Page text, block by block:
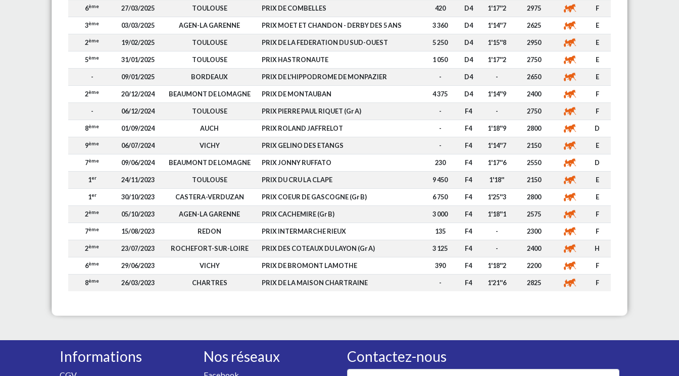
6ème 27/03/2025 TOULOUSE PRIX DE COMBELLES 420 D4 1'17''2 2975 F
3ème 03/03/2025 AGEN-LA GARENNE PRIX MOET ET CHANDON - DERBY DES 5 ANS 3 360 D4 1'14''7 2625 E
2ème 19/02/2025 TOULOUSE PRIX DE LA FEDERATION DU SUD-OUEST 5 250 D4 1'15''8 2950 E
5ème 31/01/2025 TOULOUSE PRIX HASTRONAUTE 1 050 D4 1'17''2 2750 E
- 09/01/2025 BORDEAUX PRIX DE L'HIPPODROME DE MONPAZIER - D4 - 2650 E
2ème 20/12/2024 BEAUMONT DE LOMAGNE PRIX DE MONTAUBAN 4 375 D4 1'14''9 2400 F
- 06/12/2024 TOULOUSE PRIX PIERRE PAUL RIQUET (Gr A) - F4 - 2750 F
8ème 01/09/2024 AUCH PRIX ROLAND JAFFRELOT - F4 1'18''9 2800 D
9ème 06/07/2024 VICHY PRIX GELINO DES ETANGS - F4 1'14''7 2150 E
7ème 09/06/2024 BEAUMONT DE LOMAGNE PRIX JONNY RUFFATO 230 F4 1'17''6 2550 D
1er 24/11/2023 TOULOUSE PRIX DU CRU LA CLAPE 9 450 F4 1'18'' 2150 E
1er 30/10/2023 CASTERA-VERDUZAN PRIX COEUR DE GASCOGNE (Gr B) 6 750 F4 1'25''3 2800 E
2ème 05/10/2023 AGEN-LA GARENNE PRIX CACHEMIRE (Gr B) 3 000 F4 1'18''1 2575 F
7ème 15/08/2023 REDON PRIX INTERMARCHE RIEUX 135 F4 - 2300 F
2ème 23/07/2023 ROCHEFORT-SUR-LOIRE PRIX DES COTEAUX DU LAYON (Gr A) 3 125 F4 - 2400 H
6ème 29/06/2023 VICHY PRIX DE BROMONT LAMOTHE 390 F4 1'18''2 2200 F
8ème 26/03/2023 CHARTRES PRIX DE LA MAISON CHARTRAINE - F4 1'21''6 2825 F
Informations Nos réseaux Contactez-nous